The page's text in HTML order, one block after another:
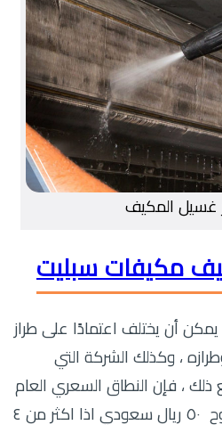
المكيف
مكيفات سبليت
أن يختلف اعتمادًا على طراز
، وكذلك الشركة التي
، فإن النطاق السعري العام
لتنظيف مكيف الهواء يتراوح ٥٠ ريال سعودي اذا اكثر من ٤